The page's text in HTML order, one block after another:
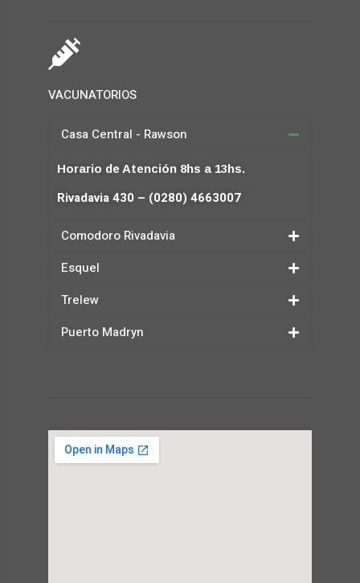
VACUNATORIOS
Casa Central - Rawson
Horario de Atención 8hs a 13hs.
Rivadavia 430 – (0280) 4663007
Comodoro Rivadavia
Esquel
Trelew
Puerto Madryn